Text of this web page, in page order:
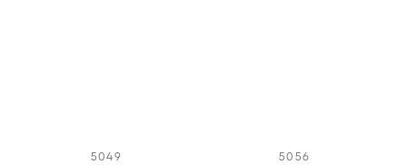
5049
5056